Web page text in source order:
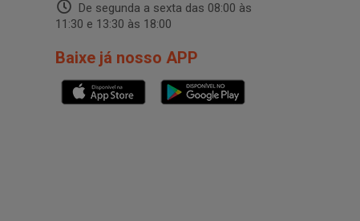
De segunda a sexta das 08:00 às
11:30 e 13:30 às 18:00
Baixe já nosso APP